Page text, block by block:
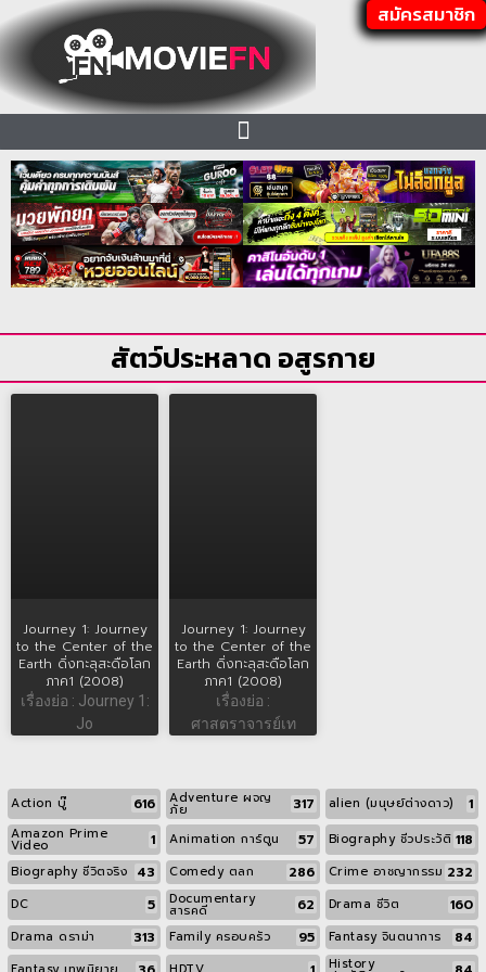
สมัครสมาชิก
สัตว์ประหลาด อสูรกาย
Journey 1: Journey
to the Center of the
Earth ดิ่งทะลุสะดือโลก
ภาค1 (2008)
เรื่องย่อ : Journey 1:
Jo
Journey 1: Journey
to the Center of the
Earth ดิ่งทะลุสะดือโลก
ภาค1 (2008)
เรื่องย่อ :
ศาสตราจารย์เท
Action บู๊ 616 Adventure ผจญ
ภัย 317 alien (มนุษย์ต่างดาว) 1
Amazon Prime
Video 1 Animation การ์ตูน 57 Biography ชีวประวัติ 118
Biography ชีวิตจริง 43 Comedy ตลก 286 Crime อาชญากรรม 232
DC 5 Documentary
สารคดี 62 Drama ชีวิต 160
Drama ดราม่า 313 Family ครอบครัว 95 Fantasy จินตนาการ 84
History